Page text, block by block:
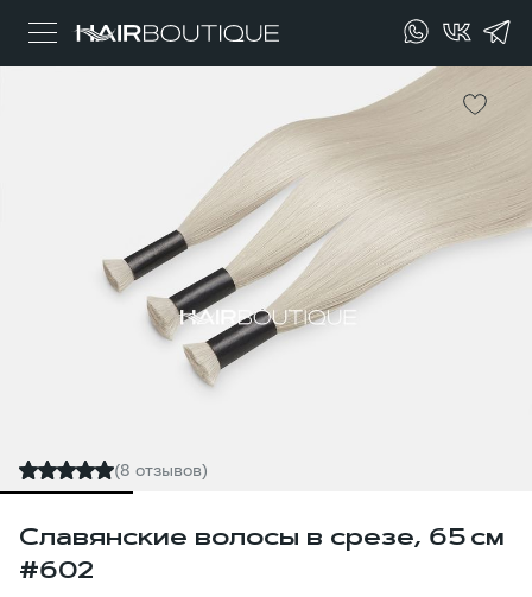
(8 отзывов)
Славянские волосы в срезе, 65 см
#602